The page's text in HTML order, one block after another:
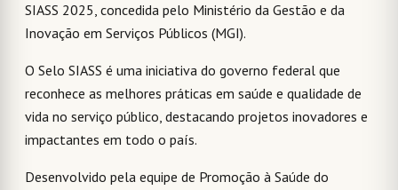
SIASS 2025, concedida pelo Ministério da Gestão e da
Inovação em Serviços Públicos (MGI).
O Selo SIASS é uma iniciativa do governo federal que
reconhece as melhores práticas em saúde e qualidade de
vida no serviço público, destacando projetos inovadores e
impactantes em todo o país.
Desenvolvido pela equipe de Promoção à Saúde do